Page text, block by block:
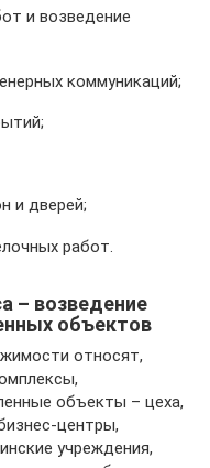
и возведение
коммуникаций;
и дверей;
работ.
– возведение
объектов
относят,
объекты – цеха,
центры,
учреждения,